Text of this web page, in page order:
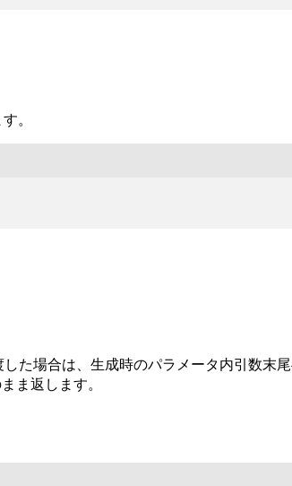
。
た場合は、生成時のパラメータ内引数末
ま返します。